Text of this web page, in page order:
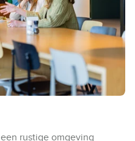
rustige omgeving